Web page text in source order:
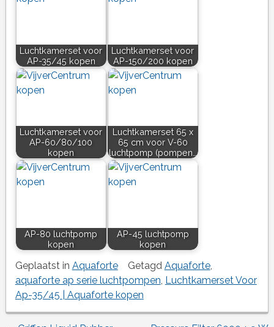
Luchtkamerset voor
AP-35/45 kopen
Luchtkamerset voor
AP-150/200 kopen
Luchtkamerset voor
AP-60/80/100
kopen
Luchtkamerset 65 x
65 cm voor V-60
luchtpomp (pompen…
AP-80 luchtpomp
kopen
AP-45 luchtpomp
kopen
Geplaatst in Aquaforte Getagd Aquaforte,
aquaforte ap serie luchtpompen Luchtkamerset Voor
Ap-35/45 | Aquaforte kopen